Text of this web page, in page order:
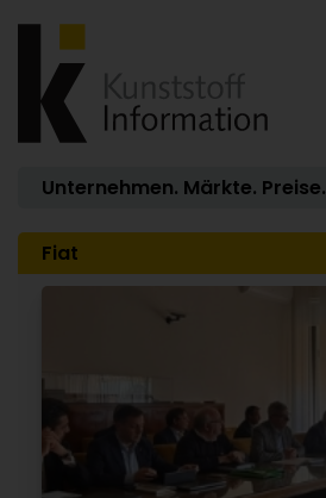
Unternehmen. Märkte. Preise.
Fiat